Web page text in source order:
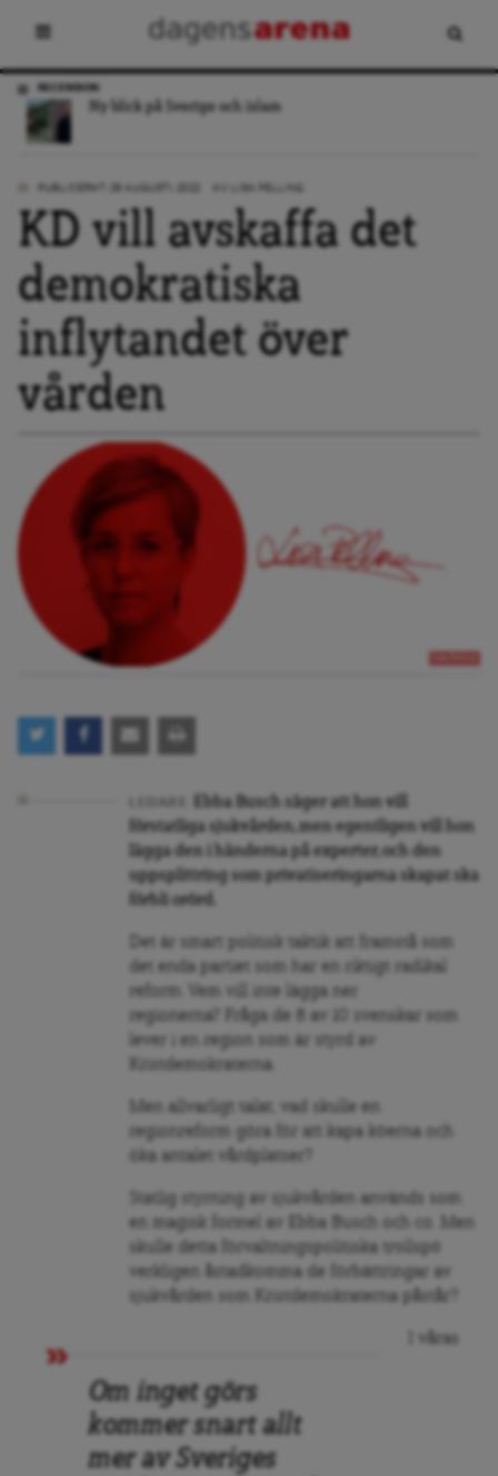
RECENSION
Ny blick på Sverige och islam
KD vill avskaffa det
demokratiska
inflytandet över
vården
Ebba Busch säger att hon vill
förstatliga sjukvården, men egentligen vill hon
lägga den i händerna på experter, och den
uppsplittring som privatiseringarna skapat ska
förbli orörd.
Det är smart politisk taktik att framstå som
det enda partiet som har en riktigt radikal
reform. Vem vill inte lägga ner
regionerna? Fråga de 8 av 10 svenskar som
lever i en region som är styrd av
Kristdemokraterna.
Men allvarligt talat, vad skulle en
regionreform göra för att kapa köerna och
öka antalet vårdplatser?
Statlig styrning av sjukvården används som
en magisk formel av Ebba Busch och co. Men
skulle detta förvaltningspolitiska trollspö
verkligen åstadkomma de förbättringar av
sjukvården som Kristdemokraterna påstår?
Om inget görs
kommer snart allt
mer av Sveriges
I våras